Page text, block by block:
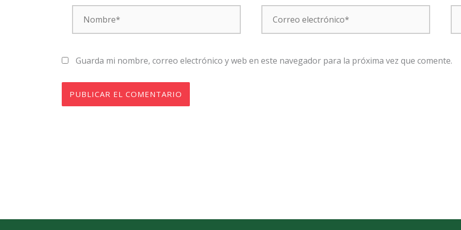
Nombre*
Correo
electrónico*
Guarda mi nombre, correo electrónico y web en este navegador para la próxima vez que comente.